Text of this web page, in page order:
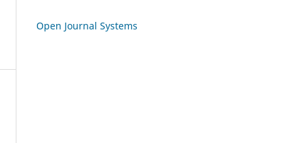
Open Journal Systems